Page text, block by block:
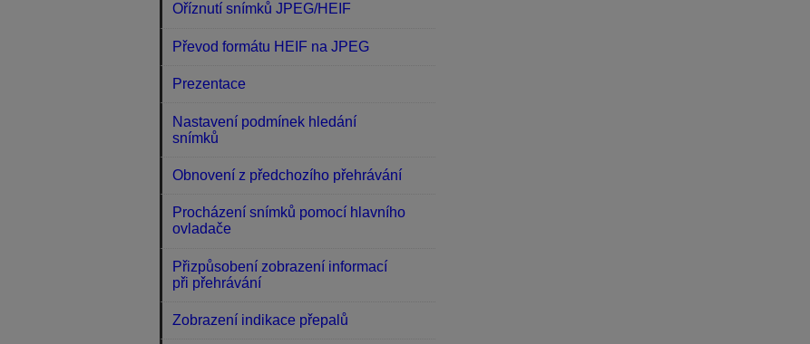
Oříznutí snímků JPEG/HEIF
Převod formátu HEIF na JPEG
Prezentace
Nastavení podmínek hledání
snímků
Obnovení z předchozího přehrávání
Procházení snímků pomocí hlavního
ovladače
Přizpůsobení zobrazení informací
při přehrávání
Zobrazení indikace přepalů